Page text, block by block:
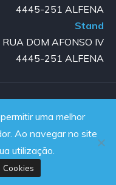
4445-251 ALFENA
Stand
RUA DOM AFONSO IV
4445-251 ALFENA
uma melhor
Ao navegar no site
utilização.
Cookies